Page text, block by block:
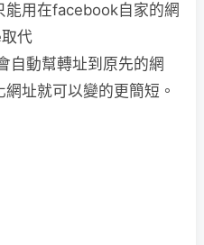
能用在facebook自家的網
代
動幫轉址到原先的網
址就可以變的更簡短。